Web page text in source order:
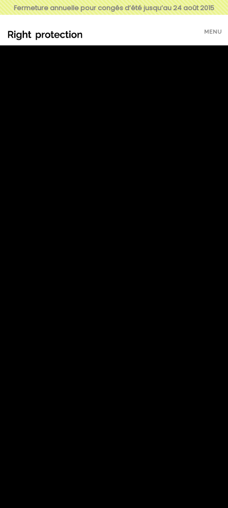
Fermeture annuelle pour congés d’été jusqu’au 24 août 2015
MENU